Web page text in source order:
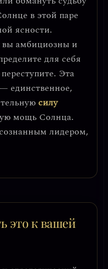
в этой паре
ясности.
амбициозны и
для себя
Эта
единственное,
силу
мощь Солнца.
лидером,
это к вашей